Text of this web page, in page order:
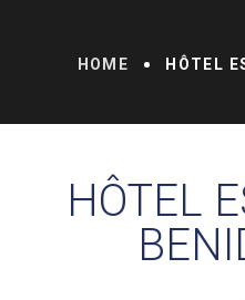
HOME HÔTEL
HÔTEL